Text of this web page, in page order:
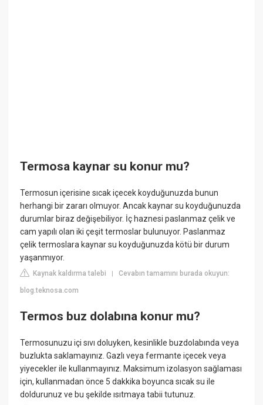
Termosa kaynar su konur mu?
Termosun içerisine sıcak içecek koyduğunuzda bunun
herhangi bir zararı olmuyor. Ancak kaynar su koyduğunuzda
durumlar biraz değişebiliyor. İç haznesi paslanmaz çelik ve
cam yapılı olan iki çeşit termoslar bulunuyor. Paslanmaz
çelik termoslara kaynar su koyduğunuzda kötü bir durum
yaşanmıyor.
Kaynak kaldırma talebi |Cevabın tamamını burada okuyun:
blog.teknosa.com
Termos buz dolabına konur mu?
Termosunuzu içi sıvı doluyken, kesinlikle buzdolabında veya
buzlukta saklamayınız. Gazlı veya fermante içecek veya
yiyecekler ile kullanmayınız. Maksimum izolasyon sağlaması
için, kullanmadan önce 5 dakkika boyunca sıcak su ile
doldurunuz ve bu şekilde ısıtmaya tabii tutunuz.